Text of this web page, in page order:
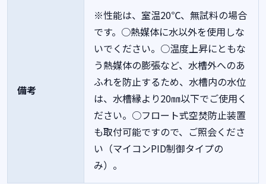
備考
※性能は、室温20℃、無試料の場合
です。○熱媒体に水以外を使用しな
いでください。○温度上昇にともな
う熱媒体の膨張など、水槽外へのあ
ふれを防止するため、水槽内の水位
は、水槽縁より20㎜以下でご使用く
ださい。○フロート式空焚防止装置
も取付可能ですので、ご照会くださ
い（マイコンPID制御タイプの
み）。